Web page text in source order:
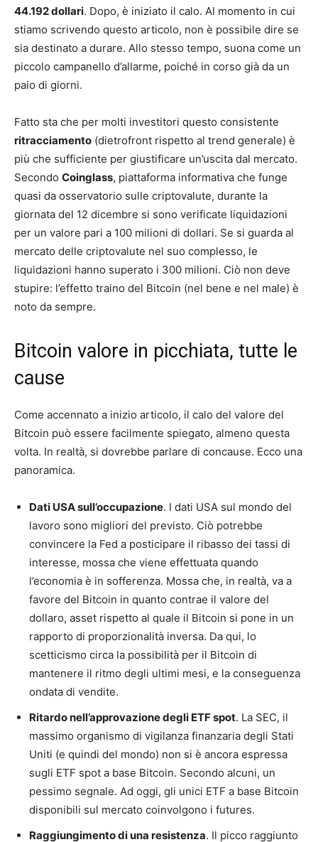
44.192 dollari. Dopo, è iniziato il calo. Al momento in cui
stiamo scrivendo questo articolo, non è possibile dire se
sia destinato a durare. Allo stesso tempo, suona come un
piccolo campanello d’allarme, poiché in corso già da un
paio di giorni.
Fatto sta che per molti investitori questo consistente
ritracciamento (dietrofront rispetto al trend generale) è
più che sufficiente per giustificare un’uscita dal mercato.
Secondo Coinglass, piattaforma informativa che funge
quasi da osservatorio sulle criptovalute, durante la
giornata del 12 dicembre si sono verificate liquidazioni
per un valore pari a 100 milioni di dollari. Se si guarda al
mercato delle criptovalute nel suo complesso, le
liquidazioni hanno superato i 300 milioni. Ciò non deve
stupire: l’effetto traino del Bitcoin (nel bene e nel male) è
noto da sempre.
Bitcoin valore in picchiata, tutte le
cause
Come accennato a inizio articolo, il calo del valore del
Bitcoin può essere facilmente spiegato, almeno questa
volta. In realtà, si dovrebbe parlare di concause. Ecco una
panoramica.
Dati USA sull’occupazione. I dati USA sul mondo del
lavoro sono migliori del previsto. Ciò potrebbe
convincere la Fed a posticipare il ribasso dei tassi di
interesse, mossa che viene effettuata quando
l’economia è in sofferenza. Mossa che, in realtà, va a
favore del Bitcoin in quanto contrae il valore del
dollaro, asset rispetto al quale il Bitcoin si pone in un
rapporto di proporzionalità inversa. Da qui, lo
scetticismo circa la possibilità per il Bitcoin di
mantenere il ritmo degli ultimi mesi, e la conseguenza
ondata di vendite.
Ritardo nell’approvazione degli ETF spot. La SEC, il
massimo organismo di vigilanza finanzaria degli Stati
Uniti (e quindi del mondo) non si è ancora espressa
sugli ETF spot a base Bitcoin. Secondo alcuni, un
pessimo segnale. Ad oggi, gli unici ETF a base Bitcoin
disponibili sul mercato coinvolgono i futures.
Raggiungimento di una resistenza. Il picco raggiunto